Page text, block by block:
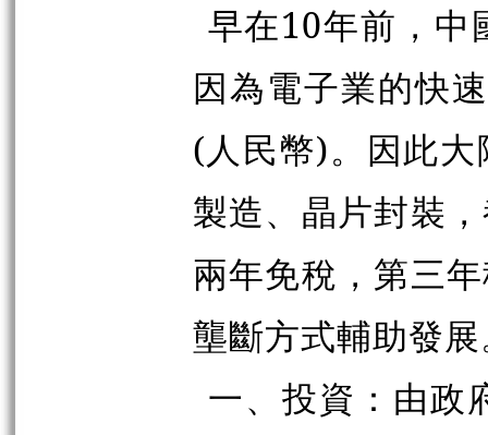
早在10年前，中
因為電子業的快
(人民幣)。因此
製造、晶片封裝
兩年免稅，第三
壟斷方式輔助發
一、投資：由政